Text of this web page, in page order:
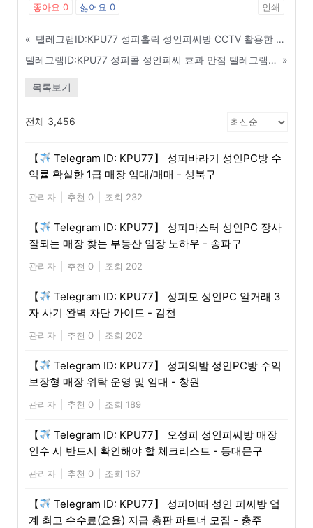
좋아요 0 싫어요 0 인쇄
«
텔레그램ID:KPU77 성피홀릭 성인피씨방 CCTV 활용한 매장 내 사건 사고 대처법 - 서초구
텔레그램ID:KPU77 성피콜 성인피씨 효과 만점 텔레그램 및 문자 발송 홍보 팁 - 구로구
»
목록보기
전체 3,456
【
Telegram ID: KPU77】 성피바라기 성인PC방 수
익률 확실한 1급 매장 임대/매매 - 성북구
관리자 추천 0 조회 232
【
Telegram ID: KPU77】 성피마스터 성인PC 장사
잘되는 매장 찾는 부동산 임장 노하우 - 송파구
관리자 추천 0 조회 202
【
Telegram ID: KPU77】 성피모 성인PC 알거래 3
자 사기 완벽 차단 가이드 - 김천
관리자 추천 0 조회 202
【
Telegram ID: KPU77】 성피의밤 성인PC방 수익
보장형 매장 위탁 운영 및 임대 - 창원
관리자 추천 0 조회 189
【
Telegram ID: KPU77】 오성피 성인피씨방 매장
인수 시 반드시 확인해야 할 체크리스트 - 동대문구
관리자 추천 0 조회 167
【
Telegram ID: KPU77】 성피어때 성인 피씨방 업
계 최고 수수료(요율) 지급 총판 파트너 모집 - 충주